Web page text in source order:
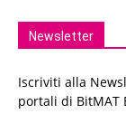
Newsletter
Iscriviti alla
portali di BitMAT